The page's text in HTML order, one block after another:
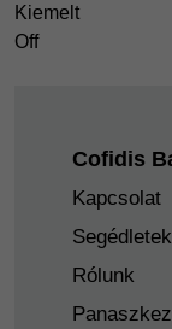
Kiemelt
Off
Footer
Cofidis
Kapcsolat
Segédletek
Rólunk